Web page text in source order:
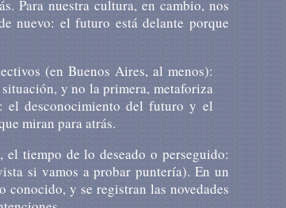
Para nuestra cultura, en cambio, nos
nuevo: el futuro está delante porque
(en Buenos Aires, al menos):
y no la primera, metaforiza
el desconocimiento del futuro y el
miran para atrás.
tiempo de lo deseado o perseguido:
si vamos a probar puntería). En un
y se registran las novedades